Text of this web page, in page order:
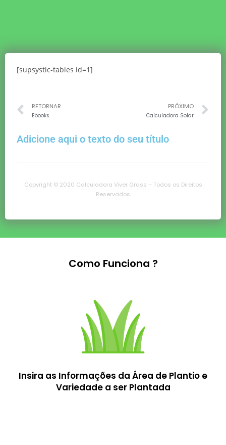
[supsystic-tables id=1]
RETORNAR
Ebooks
PRÓXIMO
Calculadora Solar
Adicione aqui o texto do seu título
Copyright © 2020 Calculadora Viver Grass – Todos os Direitos
Reservados
Como Funciona ?
Insira as Informações da Área de Plantio e
Variedade a ser Plantada